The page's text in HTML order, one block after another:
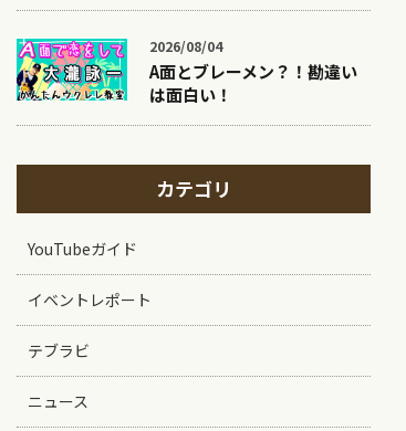
2026/08/04
A面とブレーメン？！勘違い
は面白い！
カテゴリ
YouTubeガイド
イベントレポート
テブラビ
ニュース